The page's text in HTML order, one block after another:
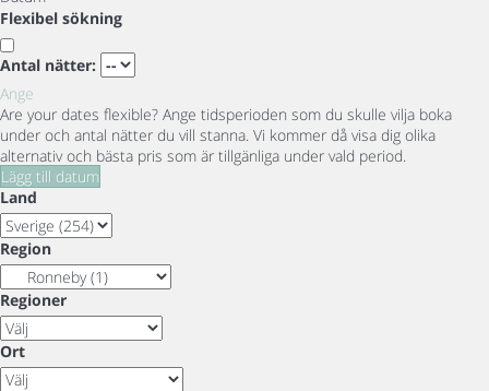
Flexibel sökning
Antal nätter:
Ange
Are your dates flexible? Ange tidsperioden som du skulle vilja boka
under och antal nätter du vill stanna. Vi kommer då visa dig olika
alternativ och bästa pris som är tillgänliga under vald period.
Lägg till datum
Land
Region
Regioner
Ort